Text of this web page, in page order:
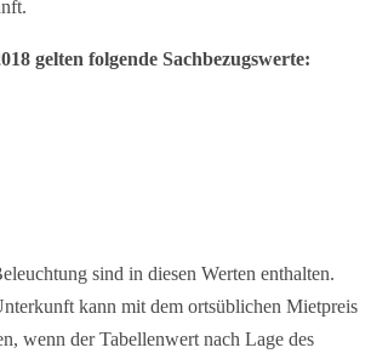
gelten folgende Sachbezugswerte:
sind in diesen Werten enthalten.
kann mit dem ortsüblichen Mietpreis
wenn der Tabellenwert nach Lage des